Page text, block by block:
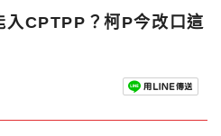
入CPTPP？柯P今改口這